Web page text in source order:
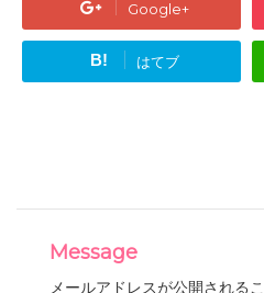
Google+
B! はてブ
Message
メールアドレスが公開される